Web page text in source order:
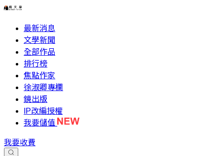
最新消息
文學新聞
全部作品
排行榜
焦點作家
徐淑卿專欄
鏡出版
IP改編授權
我要儲值
我要收費